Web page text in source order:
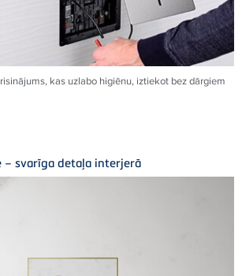
kas uzlabo higiēnu, iztiekot bez dārgiem
– svarīga detaļa interjerā